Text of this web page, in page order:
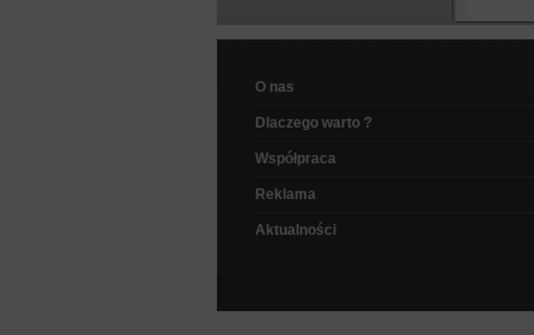
O nas
Dlaczego warto ?
Współpraca
Reklama
Aktualności